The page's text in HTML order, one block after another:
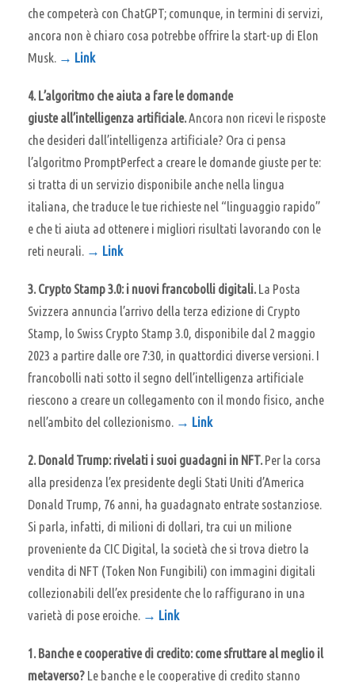
che competerà con ChatGPT; comunque, in termini di servizi,
ancora non è chiaro cosa potrebbe offrire la start-up di Elon
Musk. → Link
4. L’algoritmo che aiuta a fare le domande
giuste all’intelligenza artificiale.Ancora non ricevi le risposte
che desideri dall’intelligenza artificiale? Ora ci pensa
l’algoritmo PromptPerfect a creare le domande giuste per te:
si tratta di un servizio disponibile anche nella lingua
italiana, che traduce le tue richieste nel “linguaggio rapido”
e che ti aiuta ad ottenere i migliori risultati lavorando con le
reti neurali. → Link
3. Crypto Stamp 3.0: i nuovi francobolli digitali.La Posta
Svizzera annuncia l’arrivo della terza edizione di Crypto
Stamp, lo Swiss Crypto Stamp 3.0, disponibile dal 2 maggio
2023 a partire dalle ore 7:30, in quattordici diverse versioni. I
francobolli nati sotto il segno dell’intelligenza artificiale
riescono a creare un collegamento con il mondo fisico, anche
nell’ambito del collezionismo. → Link
2. Donald Trump: rivelati i suoi guadagni in NFT.Per la corsa
alla presidenza l’ex presidente degli Stati Uniti d’America
Donald Trump, 76 anni, ha guadagnato entrate sostanziose.
Si parla, infatti, di milioni di dollari, tra cui un milione
proveniente da CIC Digital, la società che si trova dietro la
vendita di NFT (Token Non Fungibili) con immagini digitali
collezionabili dell’ex presidente che lo raffigurano in una
varietà di pose eroiche. → Link
1. Banche e cooperative di credito: come sfruttare al meglio il
metaverso? Le banche e le cooperative di credito stanno